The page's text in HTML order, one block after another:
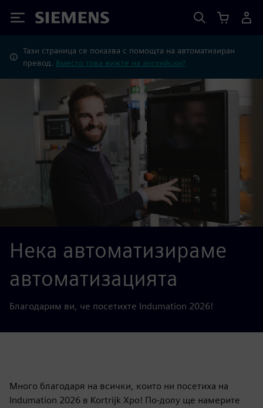
Siemens
Тази страница се показва с помощта на автоматизиран
превод. Вместо това вижте на английски?
Нека автоматизираме
автоматизацията
Благодарим ви, че посетихте Indumation 2026!
Много благодаря на всички, които ни посетиха на
Indumation 2026 в Kortrijk Xpo! По-долу ще намерите